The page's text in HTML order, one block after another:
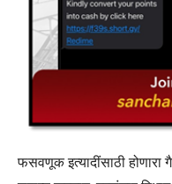
फसवणूक इत्यादींसाठी होणारा